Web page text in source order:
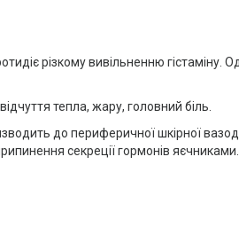
різкому вивільненню гістаміну.
тепла, жару, головний біль.
до периферичної шкірної
секреції гормонів